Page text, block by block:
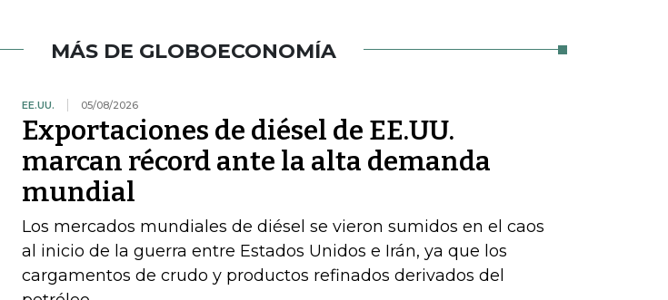
MÁS DE GLOBOECONOMÍA
EE.UU. 05/08/2026
Exportaciones de diésel de EE.UU.
marcan récord ante la alta demanda
mundial
Los mercados mundiales de diésel se vieron sumidos en el caos
al inicio de la guerra entre Estados Unidos e Irán, ya que los
cargamentos de crudo y productos refinados derivados del